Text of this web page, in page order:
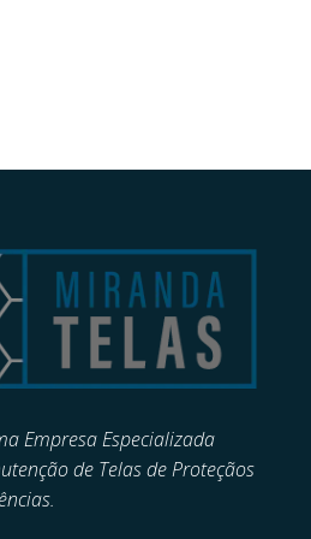
Empresa Especializada
de Telas de Proteçãos